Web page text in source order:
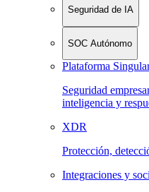
Seguridad de IA
SOC Autónomo
Plataforma
Seguridad
inteligencia y
XDR
Protección,
Integraciones y